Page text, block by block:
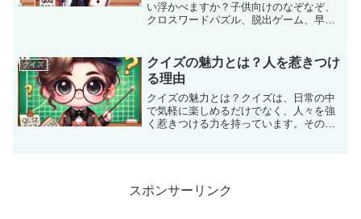
い浮かべますか？子供向けのなぞなぞ、
クロスワードパズル、脱出ゲーム、早押
クイズを定義するのは難しいですが、
「Q&A形式のゲーム」と捉...
クイズ
クイズの魅力とは？人を惹きつけ
る理由
クイズの魅力とは？クイズは、日常の中
で気軽に楽しめるだけでなく、人々を強
く惹きつける力を持っています。その背
スポンサーリンク